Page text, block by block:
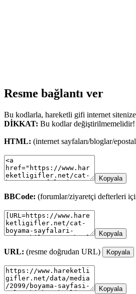
Resme bağlantı ver
Bu kodlarla, hareketli gifi internet
DİKKAT: Bu kodlar değiştirilmemelidir!
HTML: (internet sayfaları/bloglar/
Kopyala
BBCode: (forumlar/ziyaretçi defterleri
Kopyala
URL: (resme doğrudan URL) Kopyala
Kopyala